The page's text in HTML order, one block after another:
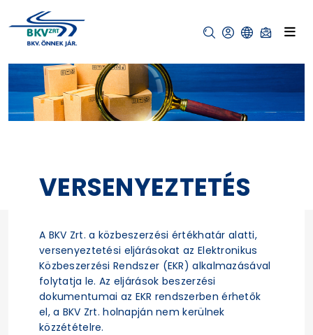
VERSENYEZTETÉS
A BKV Zrt. a közbeszerzési értékhatár alatti,
versenyeztetési eljárásokat az Elektronikus
Közbeszerzési Rendszer (EKR) alkalmazásával
folytatja le. Az eljárások beszerzési
dokumentumai az EKR rendszerben érhetők
el, a BKV Zrt. holnapján nem kerülnek
közzétételre.